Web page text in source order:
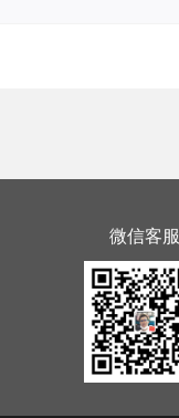
微信客服